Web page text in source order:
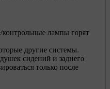
лампы горят
другие системы.
сидений и заднего
только после